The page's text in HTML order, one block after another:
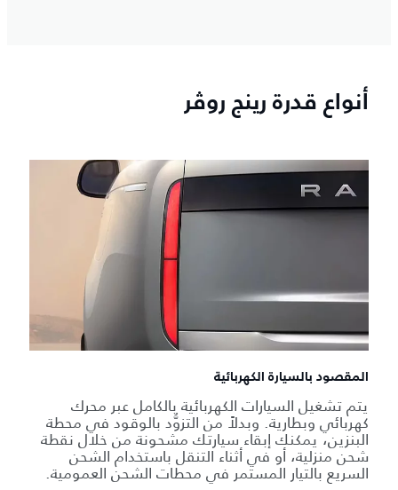
أنواع قدرة رينج روڤر
المقصود بالسيارة الكهربائية
يتم تشغيل السيارات الكهربائية بالكامل عبر محرك
كهربائي وبطارية. وبدلاً من التزوُّد بالوقود في محطة
البنزين، يمكنك إبقاء سيارتك مشحونة من خلال نقطة
شحن منزلية، أو في أثناء التنقل باستخدام الشحن
السريع بالتيار المستمر في محطات الشحن العمومية.